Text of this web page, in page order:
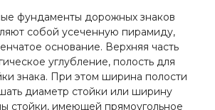
фундаменты дорожных знаков
собой усеченную пирамиду,
основание. Верхняя часть
углубление, полость для
знака. При этом ширина полости
диаметр стойки или ширину
стойки, имеющей прямоугольное